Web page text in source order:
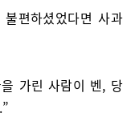
편하셨었다면 사과
가린 사람이 벤, 당